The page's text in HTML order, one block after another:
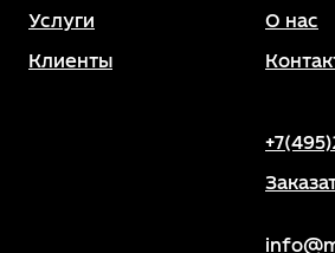
Услуги
Клиенты
О нас